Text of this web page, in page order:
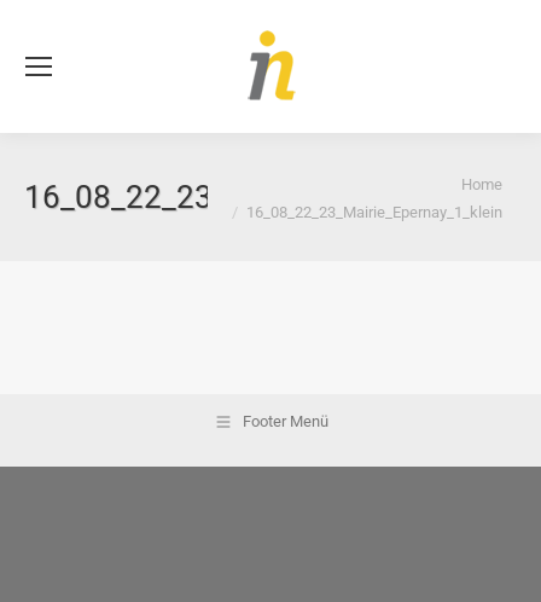
Home
16_08_22_23_Mairie_Epernay_1_klein
Footer Menü